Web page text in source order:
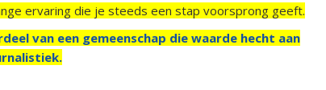
ervaring die je steeds een stap voorsprong geeft.
van een gemeenschap die waarde hecht aan